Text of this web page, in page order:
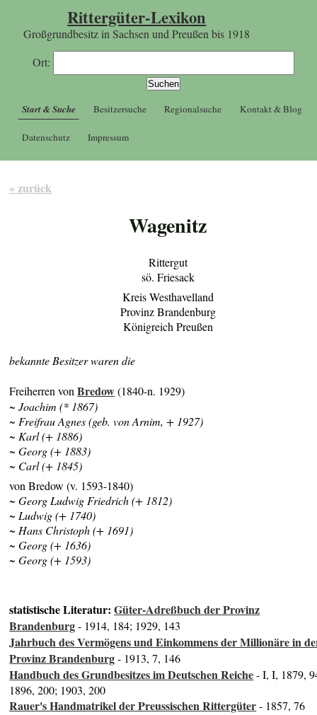
Rittergüter-Lexikon
Großgrundbesitz in Sachsen und Preußen bis 1918
Ort:
Start & Suche Besitzersuche Regionalsuche Kontakt & Blog
Datenschutz Impressum
« zurück
Wagenitz
Rittergut
sö. Friesack
Kreis Westhavelland
Provinz Brandenburg
Königreich Preußen
bekannte Besitzer waren die
Freiherren vonBredow(1840-n. 1929)
~ Joachim (* 1867)
~ Freifrau Agnes (geb. von Arnim, + 1927)
~ Karl (+ 1886)
~ Georg (+ 1883)
~ Carl (+ 1845)
von Bredow (v. 1593-1840)
~ Georg Ludwig Friedrich (+ 1812)
~ Ludwig (+ 1740)
~ Hans Christoph (+ 1691)
~ Georg (+ 1636)
~ Georg (+ 1593)
statistische Literatur:Güter-Adreßbuch der Provinz
Brandenburg- 1914, 184; 1929, 143
Jahrbuch des Vermögens und Einkommens der Millionäre in
Provinz Brandenburg- 1913, 7, 146
Handbuch des Grundbesitzes im Deutschen Reiche- I, I, 1879,
1896, 200; 1903, 200
Rauer's Handmatrikel der Preussischen Rittergüter- 1857, 76